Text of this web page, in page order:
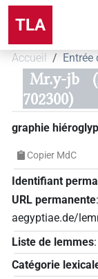
TLA
Accueil Entrée
Mr.y-jb
702300)
graphie
Copier MdC
Identifiant
URL permanente:
aegyptiae.de/
Liste de lemmes:
Catégorie